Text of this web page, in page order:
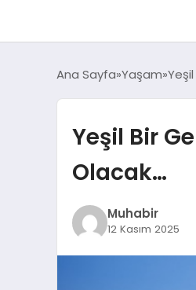
Ana Sayfa Yaşam
Yeşil Bir
Olacak…
Muhabir
12 Kasım 2025